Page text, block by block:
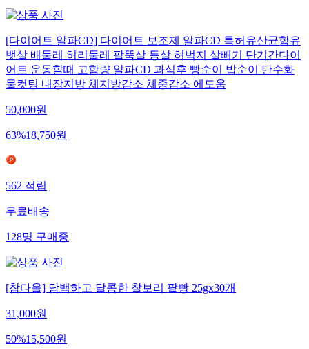
[다이어트 알파CD] 다이어트 보조제 알파CD 특허유산균함유
뱃살 배둘레 허리둘레 팔뚝살 등살 허벅지 살빼기 단기간다이
어트 운동할때 고함량 알파CD 과식후 빵순이 밥순이 탄수화
물컷팅 내장지방 체지방감소 체중감소 에도움
50,000원
63%18,750원
562적립
무료배송
128명구매중
[참다올] 담백하고 달콤한 찰보리 팥빵 25gx30개
31,000원
50%15,500원